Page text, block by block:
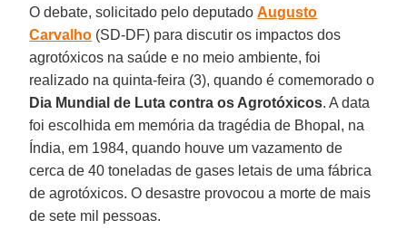
O debate, solicitado pelo deputadoAugusto
Carvalho (SD-DF) para discutir os impactos dos
agrotóxicos na saúde e no meio ambiente, foi
realizado na quinta-feira (3), quando é comemorado o
Dia Mundial de Luta contra os Agrotóxicos. A data
foi escolhida em memória da tragédia de Bhopal, na
Índia, em 1984, quando houve um vazamento de
cerca de 40 toneladas de gases letais de uma fábrica
de agrotóxicos. O desastre provocou a morte de mais
de sete mil pessoas.